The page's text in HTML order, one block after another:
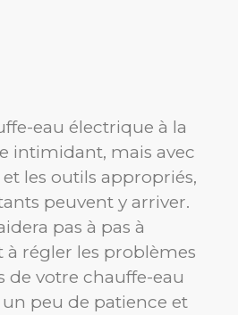
eau électrique à la
intimidant, mais avec
les outils appropriés,
peuvent y arriver.
pas à pas à
régler les problèmes
de votre chauffe-eau
peu de patience et